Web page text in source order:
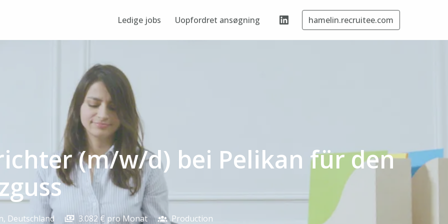
Ledige jobs Uopfordret ansøgning hamelin.recruitee.com
(m/w/d) bei Pelikan für den
, Deutschland 3.082 € pro Monat Production